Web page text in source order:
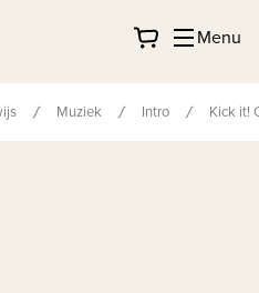
Menu
Muziek Intro Kick it!